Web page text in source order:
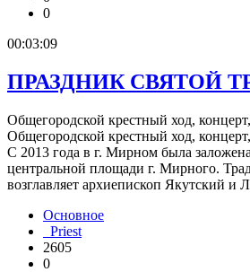
0
00:03:09
ПРАЗДНИК СВЯТОЙ
Общегородской крестный ход,
Общегородской крестный ход,
С 2013 года в г. Мирном была
центральной площади г. Мирного.
возглавляет архиепископ Якутский и
Основное
Priest
2605
0